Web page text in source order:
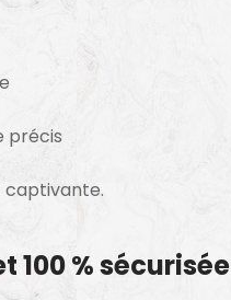
précis
captivante.
100 % sécurisée